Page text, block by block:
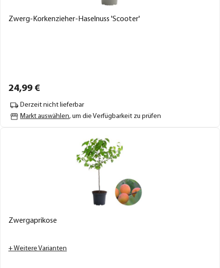
Zwerg-Korkenzieher-Haselnuss 'Scooter'
24,99 €
Derzeit nicht lieferbar
Markt auswählen, um die Verfügbarkeit zu prüfen
Zwergaprikose
+ Weitere Varianten